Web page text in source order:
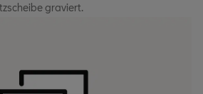
graviert.